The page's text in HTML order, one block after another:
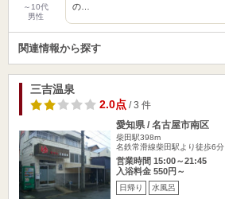
～10代
男性
の…
関連情報から探す
三吉温泉
2.0点/ 3 件
愛知県 / 名古屋市南区
柴田駅398m
名鉄常滑線柴田駅より徒歩6分
営業時間 15:00～21:45
入浴料金 550円～
日帰り 水風呂